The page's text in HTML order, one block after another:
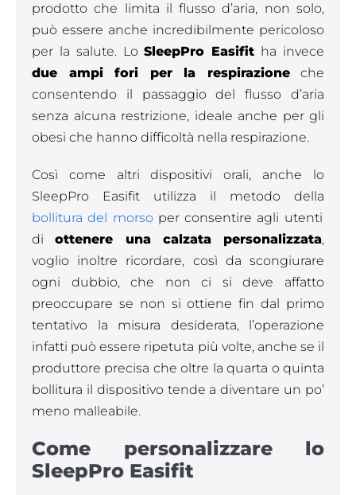
prodotto che limita il flusso d’aria, non solo,
può essere anche incredibilmente pericoloso
per la salute. LoSleepPro Easifit ha invece
due ampi fori per la respirazioneche
consentendo il passaggio del flusso d’aria
senza alcuna restrizione, ideale anche per gli
obesi che hanno difficoltà nella respirazione.
Così come altri dispositivi orali, anche lo
SleepPro Easifit utilizza il metodo della
bollitura del morso per consentire agli utenti
diottenere una calzata personalizzata,
voglio inoltre ricordare, così da scongiurare
ogni dubbio, che non ci si deve affatto
preoccupare se non si ottiene fin dal primo
tentativo la misura desiderata, l’operazione
infatti può essere ripetuta più volte, anche se il
produttore precisa che oltre la quarta o quinta
bollitura il dispositivo tende a diventare un po’
meno malleabile.
Come personalizzare lo
SleepPro Easifit